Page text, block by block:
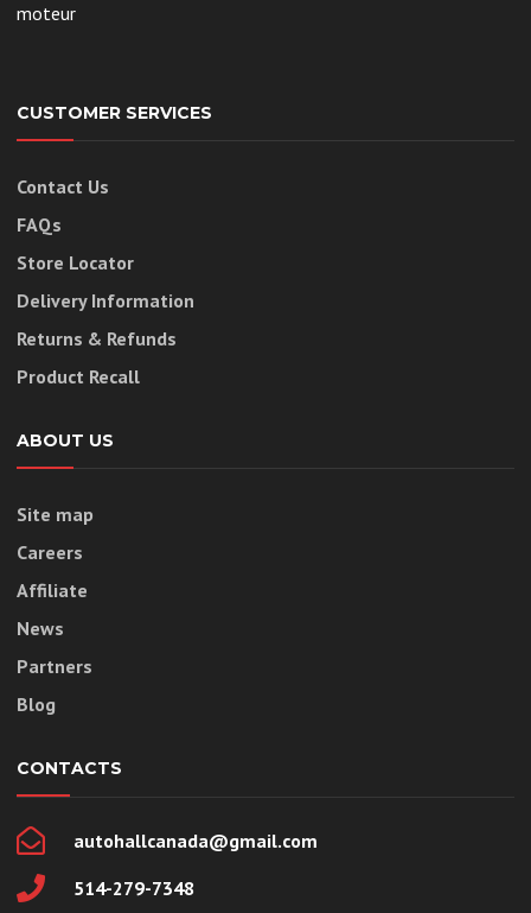
moteur
CUSTOMER SERVICES
Contact Us
FAQs
Store Locator
Delivery Information
Returns & Refunds
Product Recall
ABOUT US
Site map
Careers
Affiliate
News
Partners
Blog
CONTACTS
autohallcanada@gmail.com
514-279-7348